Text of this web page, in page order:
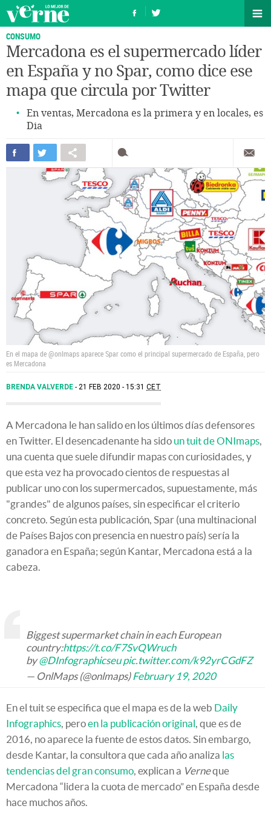
CONSUMO
Mercadona es el supermercado líder
en España y no Spar, como dice ese
mapa que circula por Twitter
En ventas, Mercadona es la primera y en locales, es
Dia
En el mapa de @onImaps aparece Spar como el principal supermercado de España, pero
es Mercadona
BRENDA VALVERDE 21 FEB 2020 - 15:31 CET
A Mercadona le han salido en los últimos días defensores
en Twitter. El desencadenante ha sido un tuit de ONImaps,
una cuenta que suele difundir mapas con curiosidades, y
que esta vez ha provocado cientos de respuestas al
publicar uno con los supermercados, supuestamente, más
"grandes" de algunos países, sin especificar el criterio
concreto. Según esta publicación, Spar (una multinacional
de Países Bajos con presencia en nuestro país) sería la
ganadora en España; según Kantar, Mercadona está a la
cabeza.
Biggest supermarket chain in each European
country:https://t.co/F7SvQWruch
by@DInfographicseu pic.twitter.com/k92yrCGdFZ
— OnlMaps (@onlmaps)February 19, 2020
En el tuit se especifica que el mapa es de la web Daily
Infographics, peroen la publicación original, que es de
2016, no aparece la fuente de estos datos. Sin embargo,
desde Kantar, la consultora que cada año analiza las
tendencias del gran consumo, explican a Verneque
Mercadona “lidera la cuota de mercado” en España desde
hace muchos años.